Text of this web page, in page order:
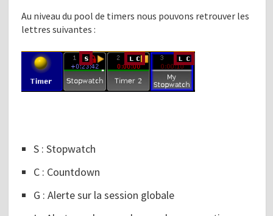
Au niveau du pool de timers nous pouvons retrouver les
lettres suivantes :
S : Stopwatch
C : Countdown
G : Alerte sur la session globale